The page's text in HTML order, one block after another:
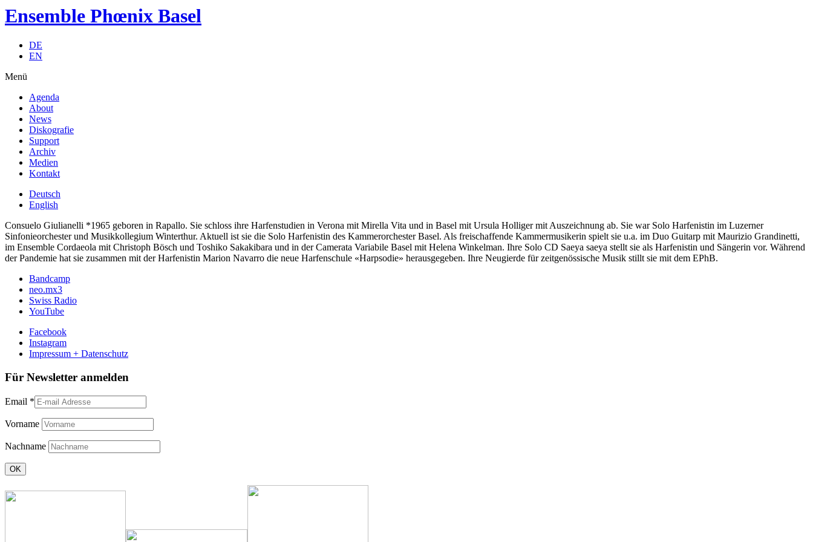
Ensemble Phœnix Basel
DE
EN
Menü
Agenda
About
News
Diskografie
Support
Archiv
Medien
Kontakt
Deutsch
English
Consuelo Giulianelli *1965 geboren in Rapallo. Sie schloss ihre Harfenstudien in Verona mit Mirella Vita und in Basel mit Ursula Holliger mit Auszeichnung ab. Sie war Solo Harfenistin im Luzerner
Sinfonieorchester und Musikkollegium Winterthur. Aktuell ist sie die Solo Harfenistin des Kammerorchester Basel. Als freischaffende Kammermusikerin spielt sie u.a. im Duo Guitarp mit Maurizio Grandinetti,
im Ensemble Cordaeola mit Christoph Bösch und Toshiko Sakakibara und in der Camerata Variabile Basel mit Helena Winkelman. Ihre Solo CD Saeya saeya stellt sie als Harfenistin und Sängerin vor. Während
der Pandemie hat sie zusammen mit der Harfenistin Marion Navarro die neue Harfenschule «Harpsodie» herausgegeben. Ihre Neugierde für zeitgenössische Musik stillt sie mit dem EPhB.
Bandcamp
neo.mx3
Swiss Radio
YouTube
Facebook
Instagram
Impressum + Datenschutz
Für Newsletter anmelden
Email *
Vorname
Nachname
Constant
Contact